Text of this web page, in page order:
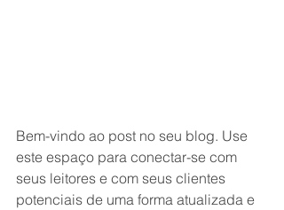
Bem-vindo ao post no seu blog. Use
este espaço para conectar-se com
seus leitores e com seus clientes
potenciais de uma forma atualizada e